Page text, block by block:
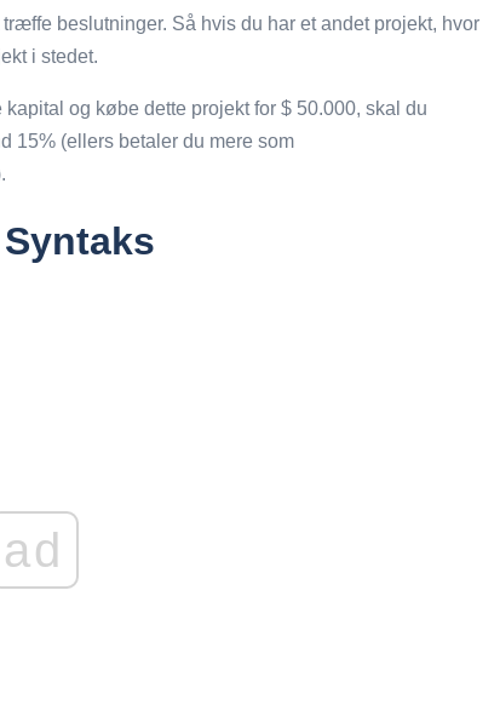
beslutninger. Så hvis du har et andet projekt, hvor
i stedet.
og købe dette projekt for $ 50.000, skal du
15% (ellers betaler du mere som
ad